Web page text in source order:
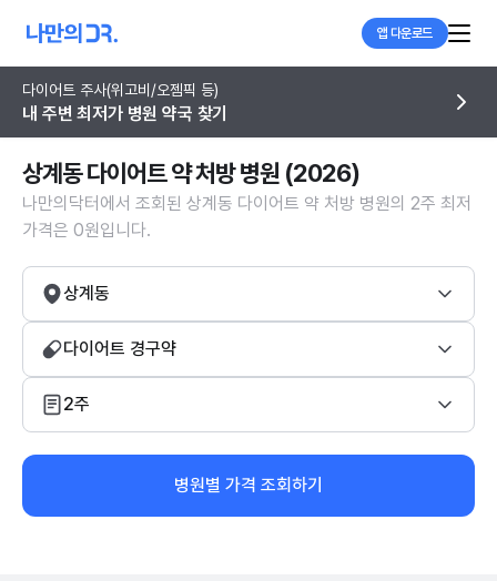
앱 다운로드
다이어트 주사(위고비/오젬픽 등)
내 주변 최저가 병원 약국 찾기
상계동 다이어트 약 처방 병원 (2026)
나만의닥터에서 조회된 상계동 다이어트 약 처방 병원의 2주 최저
가격은 0원입니다.
상계동
다이어트 경구약
2주
병원별 가격 조회하기